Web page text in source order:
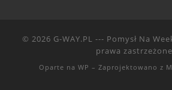
© 2026 G-WAY.PL --- Pomysł Na
prawa zastrzeżone
Oparte na WP – Zaprojektowano z